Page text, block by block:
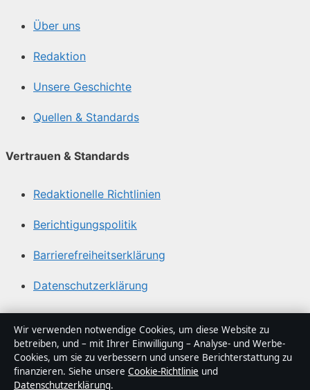
Über uns
Redaktion
Unsere Geschichte
Quellen & Standards
Vertrauen & Standards
Redaktionelle Richtlinien
Berichtigungspolitik
Barrierefreiheitserklärung
Datenschutzerklärung
Über Blickindex in Kürze
Blickindex ist ein unabhängiger digitaler
Nachrichtenanbieter mit Fokus auf Politik, Wirtschaft,
Wir verwenden notwendige Cookies, um diese Website zu
betreiben, und – mit Ihrer Einwilligung – Analyse- und Werbe-
Cookies, um sie zu verbessern und unsere Berichterstattung zu
finanzieren. Siehe unsere Cookie-Richtlinie und
Datenschutzerklärung.